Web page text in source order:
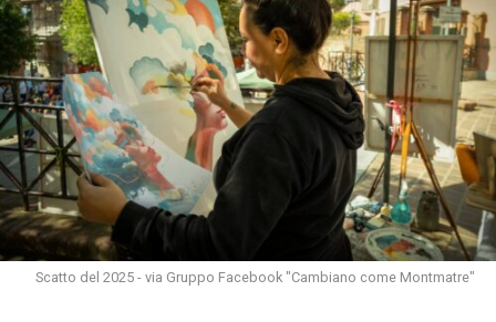
Scatto del 2025 - via Gruppo Facebook "Cambiano come Montmatre"